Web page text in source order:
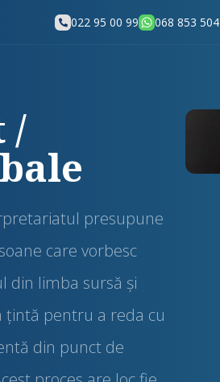
022 95 00 99 068 853 504
/
presupune
care vorbesc
din limba sursă şi
țintă pentru a reda cu
din punct de